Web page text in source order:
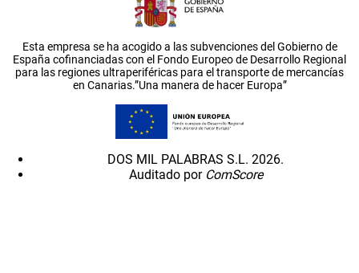
Esta empresa se ha acogido a las subvenciones del Gobierno de
España cofinanciadas con el Fondo Europeo de Desarrollo Regional
para las regiones ultraperiféricas para el transporte de mercancías
en Canarias.”Una manera de hacer Europa”
DOS MIL PALABRAS S.L. 2026.
Auditado por ComScore